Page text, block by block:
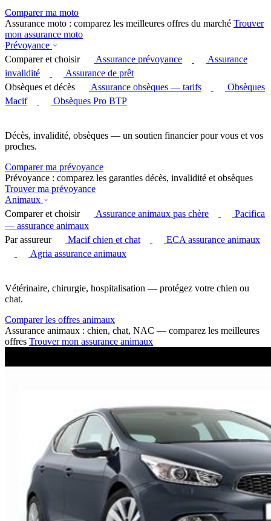
Comparer ma moto
Assurance moto : comparez les meilleures offres du marché Trouver
mon assurance moto
Prévoyance
Comparer et choisir
Assurance prévoyance
Assurance
invalidité
Assurance de prêt
Obsèques et décès
Assurance obsèques — tarifs
Obsèques
Macif
Obsèques Pro BTP
Décès, invalidité, obsèques — un soutien financier pour vous et vos
proches.
Comparer ma prévoyance
Prévoyance : comparez les garanties décès, invalidité et obsèques
Trouver ma prévoyance
Animaux
Comparer et choisir
Assurance animaux pas chère
Pacifica
— assurance animaux
Par assureur
Macif chien et chat
ECA assurance animaux
Agria assurance animaux
Vétérinaire, chirurgie, hospitalisation — protégez votre chien ou
chat.
Comparer les offres animaux
Assurance animaux : chien, chat, NAC — comparez les meilleures
offres Trouver mon assurance animaux